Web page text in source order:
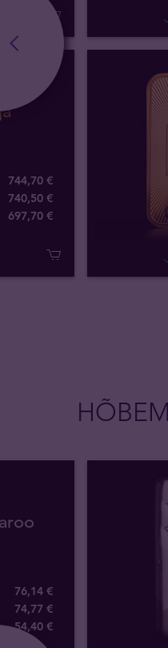
744,70 €
740,50 €
697,70 €
76,14 €
74,77 €
54,40 €